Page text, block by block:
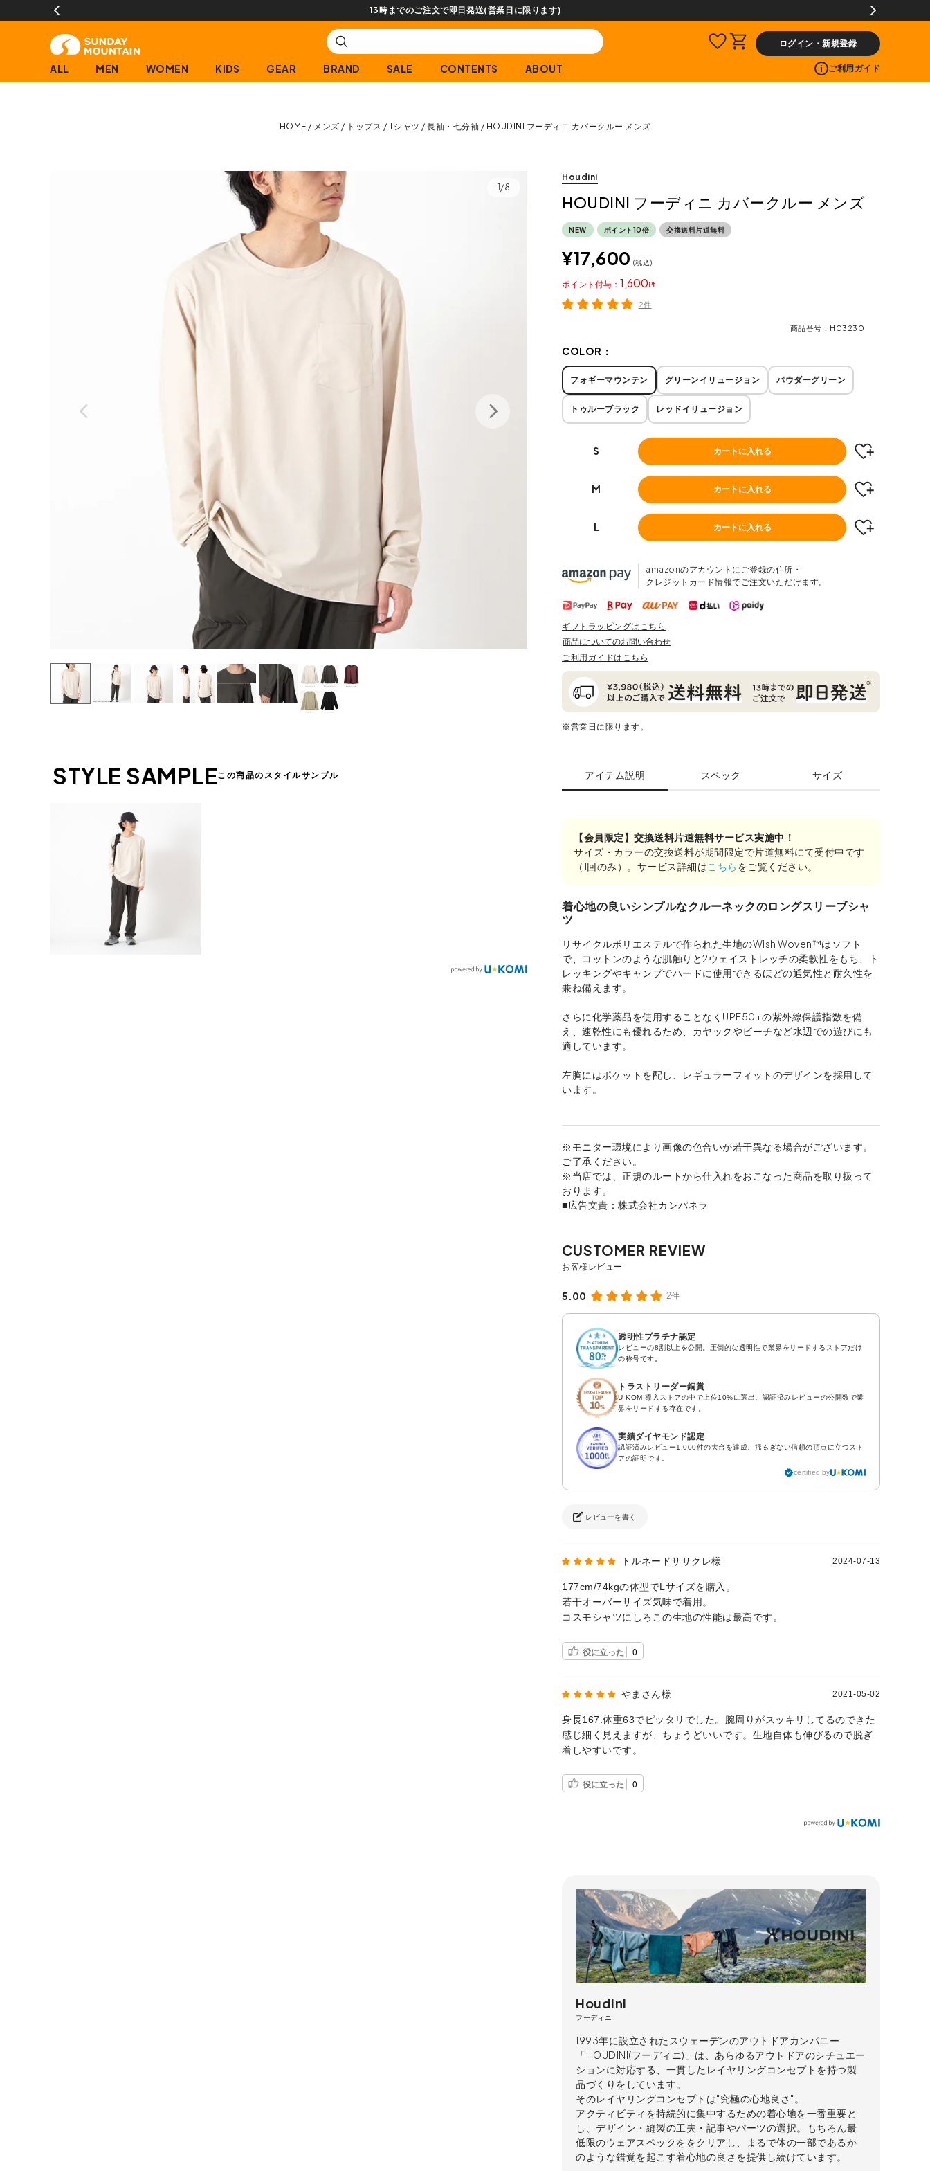
【会員限定】交換送料片道無料サービス
ログイン・新規登録
ALL MEN WOMEN KIDS GEAR BRAND SALE CONTENTS ABOUT ご利用ガイド
HOME メンズ トップス Tシャツ 長袖・七分袖 HOUDINI フーディニ カバークルー メンズ
1/8
STYLE SAMPLEこの商品のスタイルサンプル
Houdini
HOUDINI フーディニ カバークルー メンズ
NEW ポイント10倍 交換送料片道無料
¥17,600 税込
1,600
ポイント
2件
商品番号 H03230
COLOR：
フォギーマウンテン グリーンイリュージョン パウダーグリーン
トゥルーブラック レッドイリュージョン
S カートに入れる
M カートに入れる
L カートに入れる
amazonのアカウントにご登録の住所・
クレジットカード情報でご注文いただけます。
ギフトラッピングはこちら
商品についてのお問い合わせ
ご利用ガイドはこちら
※営業日に限ります。
アイテム説明 スペック サイズ
【会員限定】交換送料片道無料サービス実施中！
サイズ・カラーの交換送料が期間限定で片道無料にて受付中です
（1回のみ）。サービス詳細は こちら をご覧ください。
着心地の良いシンプルなクルーネックのロングスリーブシャ
ツ
リサイクルポリエステルで作られた生地のWish Woven™はソフト
で、コットンのような肌触りと2ウェイストレッチの柔軟性をもち、ト
レッキングやキャンプでハードに使用できるほどの通気性と耐久性を
兼ね備えます。
さらに化学薬品を使用することなくUPF50+の紫外線保護指数を備
え、速乾性にも優れるため、カヤックやビーチなど水辺での遊びにも
適しています。
左胸にはポケットを配し、レギュラーフィットのデザインを採用して
います。
※モニター環境により画像の色合いが若干異なる場合がございます。
ご了承ください。
※当店では、正規のルートから仕入れをおこなった商品を取り扱って
おります。
■広告文責：株式会社カンパネラ
5.00 2件
透明性プラチナ認定
レビューの8割以上を公開。圧倒的な透明性で業界をリードするストアだけ
の称号です。
トラストリーダー銅賞
U-KOMI導入ストアの中で上位10%に選出。認証済みレビューの公開数で業
界をリードする存在です。
実績ダイヤモンド認定
認証済みレビュー1,000件の大台を達成。揺るぎない信頼の頂点に立つスト
アの証明です。
certified by
レビューを書く
トルネードササクレ様 2024-07-13
177cm/74kgの体型でLサイズを購入。
若干オーバーサイズ気味で着用。
コスモシャツにしろこの生地の性能は最高です。
役に立った 0
やまさん様 2021-05-02
身長167.体重63でピッタリでした。腕周りがスッキリしてるのできた
感じ細く見えますが、ちょうどいいです。生地自体も伸びるので脱ぎ
着しやすいです。
役に立った 0
Houdini
フーディニ
1993年に設立されたスウェーデンのアウトドアカンパニー
「HOUDINI(フーディニ)」は、あらゆるアウトドアのシチュエー
ションに対応する、一貫したレイヤリングコンセプトを持つ製
品づくりをしています。
そのレイヤリングコンセプトは"究極の心地良さ"。
アクティビティを持続的に集中するための着心地を一番重要と
し、デザイン・縫製の工夫・記事やパーツの選択。もちろん最
低限のウェアスペックををクリアし、まるで体の一部であるか
のような錯覚を起こす着心地の良さを提供し続けています。